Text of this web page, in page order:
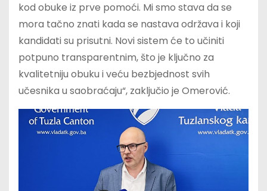
kod obuke iz prve pomoći. Mi smo stava da se
mora tačno znati kada se nastava održava i koji
kandidati su prisutni. Novi sistem će to učiniti
potpuno transparentnim, što je ključno za
kvalitetniju obuku i veću bezbjednost svih
učesnika u saobraćaju“, zaključio je Omerović.